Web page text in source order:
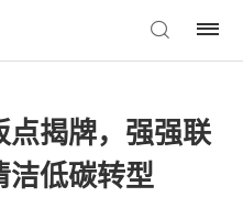
点揭牌，强强联
洁低碳转型